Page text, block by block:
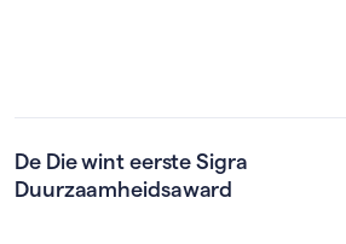
De Die wint eerste Sigra
Duurzaamheidsaward